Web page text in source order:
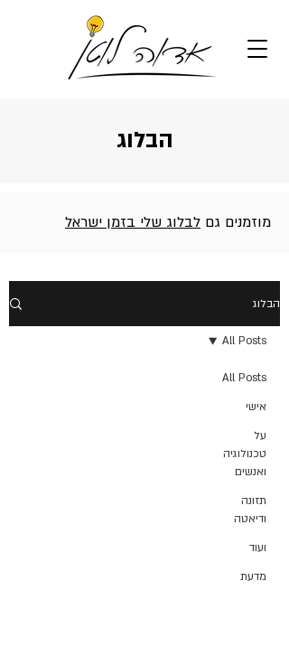
הבלוג
הבלוג
All Posts
אישי
על
טכנולוגיה
ואנשים
תזונה
ודיאטה
ועוד
מדעת
All Posts
מוזמנים גם לבלוג שלי בזמן ישראל